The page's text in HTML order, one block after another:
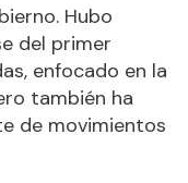
Hubo
del primer
enfocado en la
también ha
de movimientos